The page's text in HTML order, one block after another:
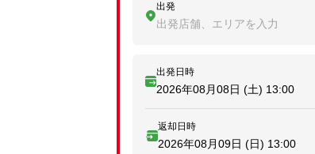
出発
出発店舗、エリアを入力
出発日時
2026年08月08日 (土) 13:00
返却日時
2026年08月09日 (日) 13:00